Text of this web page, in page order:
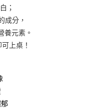
；
成分，
養元素。
上桌！